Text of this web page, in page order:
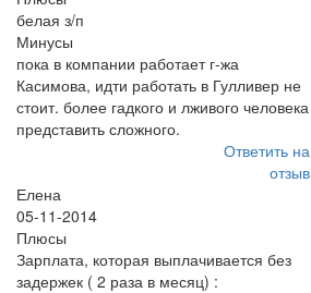
белая з/п
Минусы
пока в компании работает г-жа
Касимова, идти работать в Гулливер не
стоит. более гадкого и лживого человека
представить сложного.
Ответить на
отзыв
Елена
05-11-2014
Плюсы
Зарплата, которая выплачивается без
задержек ( 2 раза в месяц) :